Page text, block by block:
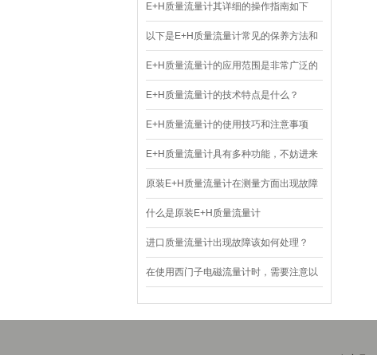
E+H质量流量计其详细的操作指南如下
以下是E+H质量流量计常见的保养方法和
建议
E+H质量流量计的应用范围是非常广泛的
E+H质量流量计的技术特点是什么？
E+H质量流量计的使用技巧和注意事项
E+H质量流量计具有多种功能，不妨进来
看看！
原装E+H质量流量计在测量方面出现故障
该如何处理呢？
什么是原装E+H质量流量计
进口质量流量计出现故障该如何处理？
在使用西门子电磁流量计时，需要注意以
下几个方面的事项